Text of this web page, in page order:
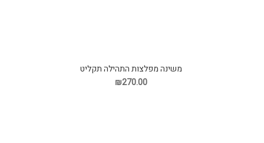
משינה מפלצות התהילה תקליט
₪270.00